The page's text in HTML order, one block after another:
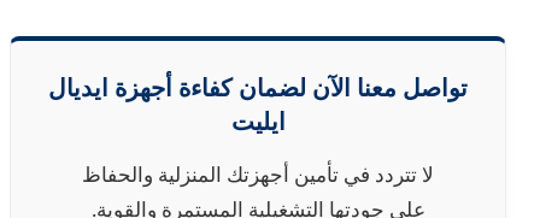
تواصل معنا الآن لضمان كفاءة أجهزة ايديال
ايليت
لا تتردد في تأمين أجهزتك المنزلية والحفاظ
على جودتها التشغيلية المستمرة والقوية.